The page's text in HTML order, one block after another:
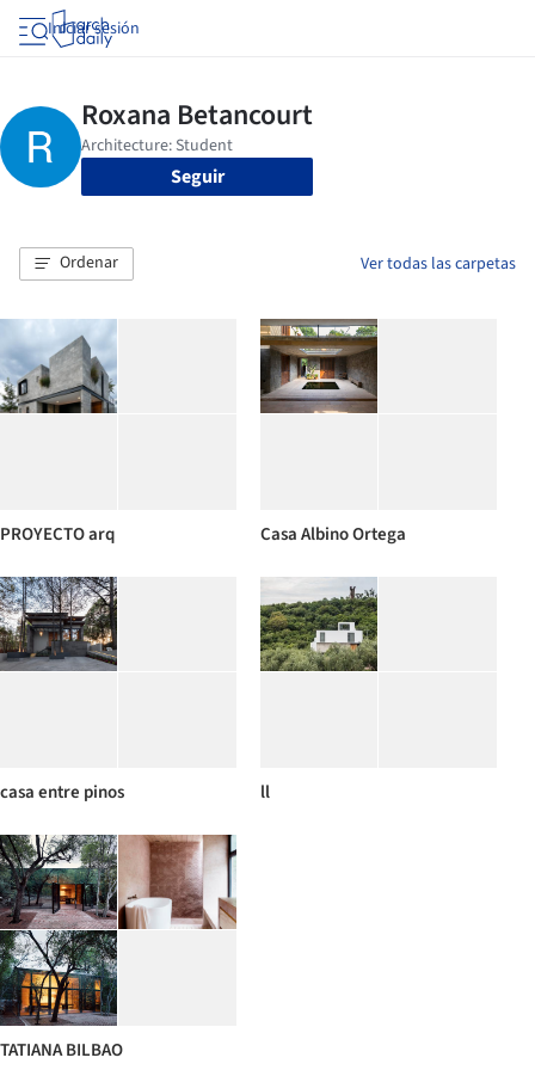
Iniciar sesión
Seguir
Ordenar Ver todas las carpetas
PROYECTO arq Casa Albino Ortega
casa entre pinos ll
TATIANA BILBAO